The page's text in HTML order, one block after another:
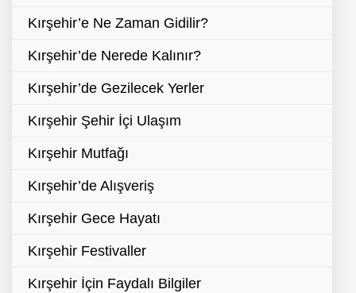
Kırşehir’e Ne Zaman Gidilir?
Kırşehir’de Nerede Kalınır?
Kırşehir’de Gezilecek Yerler
Kırşehir Şehir İçi Ulaşım
Kırşehir Mutfağı
Kırşehir’de Alışveriş
Kırşehir Gece Hayatı
Kırşehir Festivaller
Kırşehir İçin Faydalı Bilgiler